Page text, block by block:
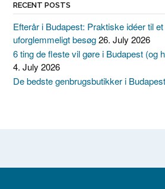
RECENT POSTS
Efterår i Budapest: Praktiske idéer til
uforglemmeligt besøg26. July 2026
6 ting de fleste vil gøre i Budapest (og
4. July 2026
De bedste genbrugsbutikker i